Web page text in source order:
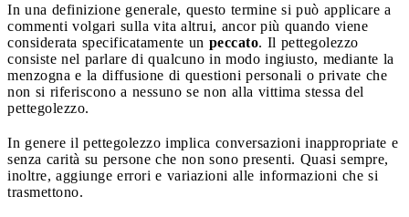
In una definizione generale, questo termine si può applicare a
commenti volgari sulla vita altrui, ancor più quando viene
considerata specificatamente un peccato. Il pettegolezzo
consiste nel parlare di qualcuno in modo ingiusto, mediante la
menzogna e la diffusione di questioni personali o private che
non si riferiscono a nessuno se non alla vittima stessa del
pettegolezzo.
In genere il pettegolezzo implica conversazioni inappropriate e
senza carità su persone che non sono presenti. Quasi sempre,
inoltre, aggiunge errori e variazioni alle informazioni che si
trasmettono.